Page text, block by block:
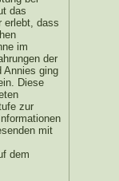
das
erlebt, dass
im
der
Annies ging
Diese
zur
mit
dem